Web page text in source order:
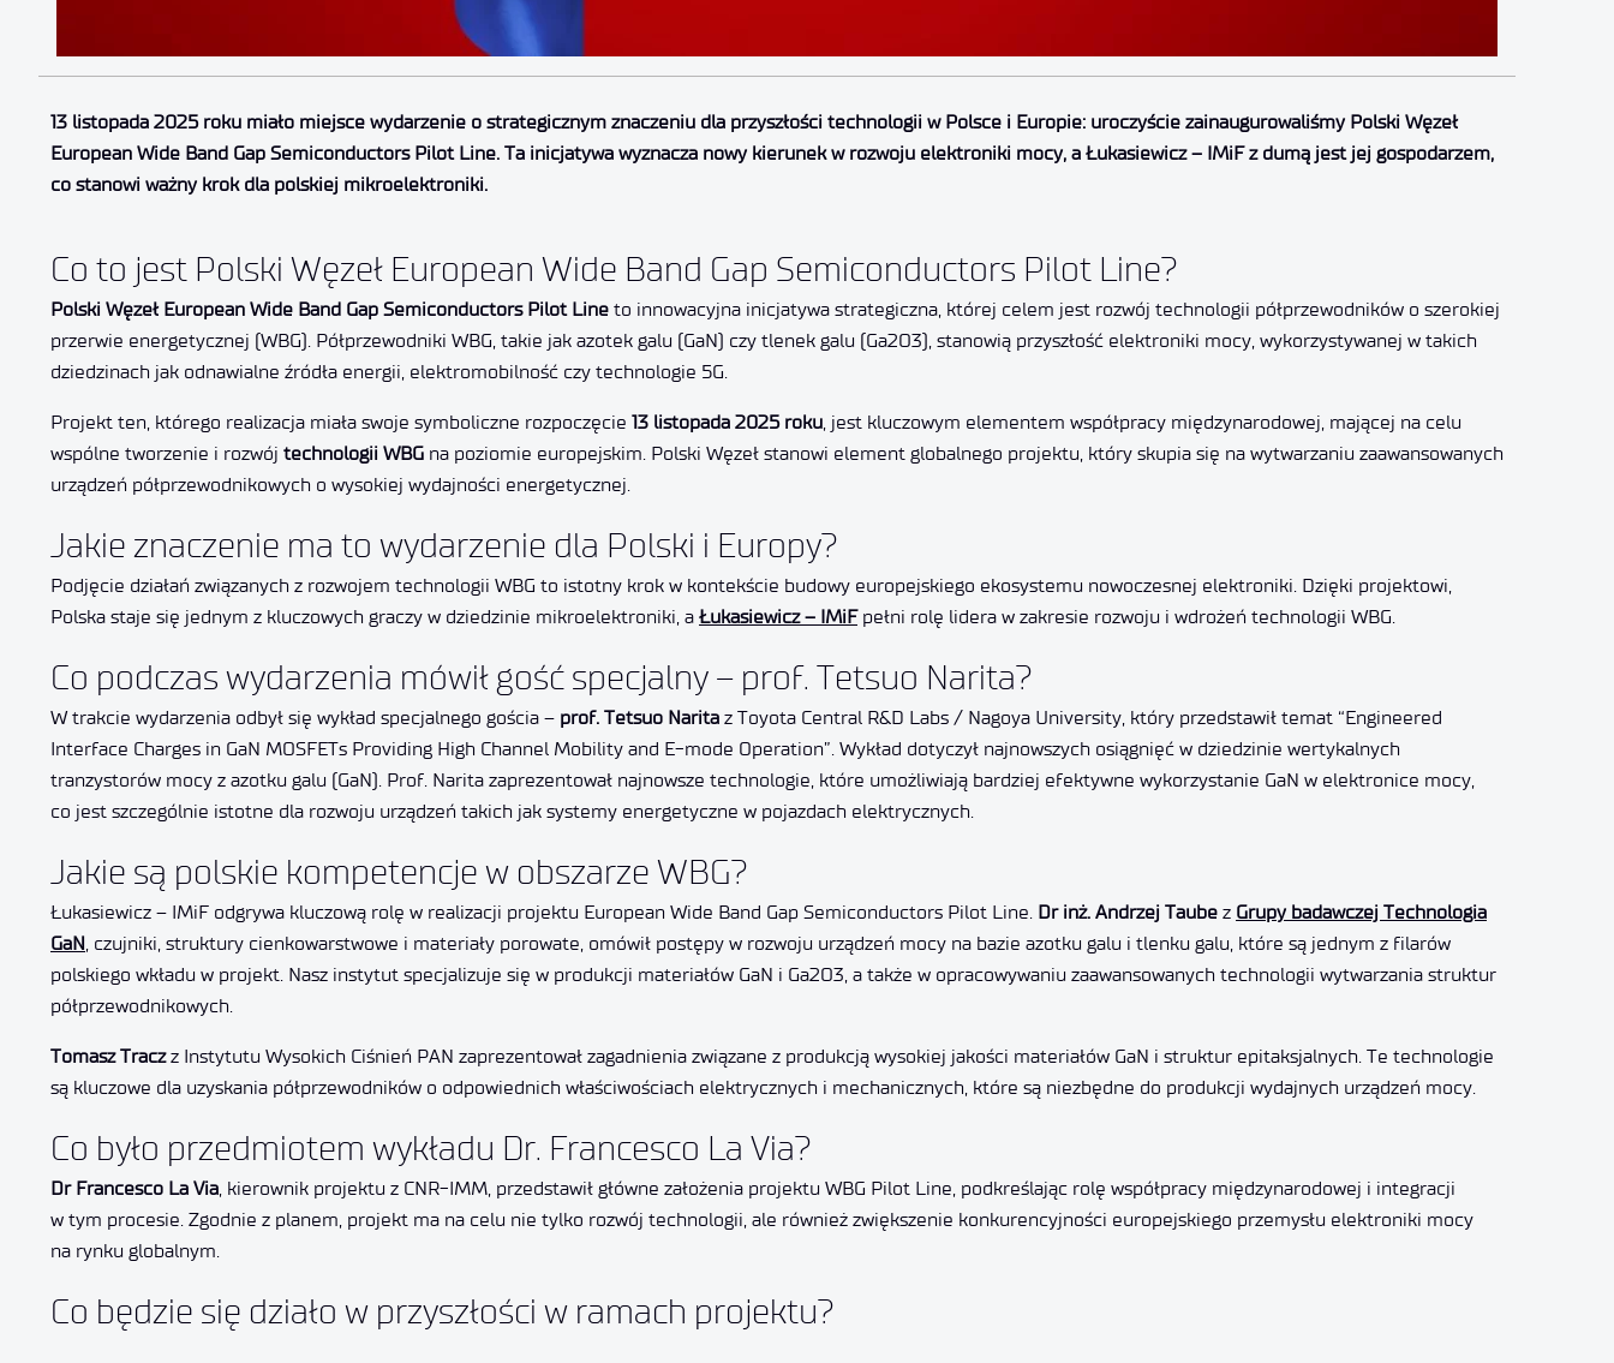
13 listopada 2025 roku miało miejsce wydarzenie o strategicznym znaczeniu dla przyszłości technologii w Polsce i Europie: uroczyście zainaugurowaliśmy Polski Węzeł
European Wide Band Gap Semiconductors Pilot Line. Ta inicjatywa wyznacza nowy kierunek w rozwoju elektroniki mocy, a Łukasiewicz – IMiF z dumą jest jej gospodarzem,
co stanowi ważny krok dla polskiej mikroelektroniki.
Co to jest Polski Węzeł European Wide Band Gap Semiconductors Pilot Line?
Polski Węzeł European Wide Band Gap Semiconductors Pilot Line to innowacyjna inicjatywa strategiczna, której celem jest rozwój technologii półprzewodników o szerokiej
przerwie energetycznej (WBG). Półprzewodniki WBG, takie jak azotek galu (GaN) czy tlenek galu (Ga2O3), stanowią przyszłość elektroniki mocy, wykorzystywanej w takich
dziedzinach jak odnawialne źródła energii, elektromobilność czy technologie 5G.
Projekt ten, którego realizacja miała swoje symboliczne rozpoczęcie 13 listopada 2025 roku, jest kluczowym elementem współpracy międzynarodowej, mającej na celu
wspólne tworzenie i rozwój technologii WBG na poziomie europejskim. Polski Węzeł stanowi element globalnego projektu, który skupia się na wytwarzaniu zaawansowanych
urządzeń półprzewodnikowych o wysokiej wydajności energetycznej.
Jakie znaczenie ma to wydarzenie dla Polski i Europy?
Podjęcie działań związanych z rozwojem technologii WBG to istotny krok w kontekście budowy europejskiego ekosystemu nowoczesnej elektroniki. Dzięki projektowi,
Polska staje się jednym z kluczowych graczy w dziedzinie mikroelektroniki, a Łukasiewicz – IMiFpełni rolę lidera w zakresie rozwoju i wdrożeń technologii WBG.
Co podczas wydarzenia mówił gość specjalny – prof. Tetsuo Narita?
W trakcie wydarzenia odbył się wykład specjalnego gościa – prof. Tetsuo Narita z Toyota Central R&D Labs / Nagoya University, który przedstawił temat “Engineered
Interface Charges in GaN MOSFETs Providing High Channel Mobility and E-mode Operation”. Wykład dotyczył najnowszych osiągnięć w dziedzinie wertykalnych
tranzystorów mocy z azotku galu (GaN). Prof. Narita zaprezentował najnowsze technologie, które umożliwiają bardziej efektywne wykorzystanie GaN w elektronice mocy,
co jest szczególnie istotne dla rozwoju urządzeń takich jak systemy energetyczne w pojazdach elektrycznych.
Jakie są polskie kompetencje w obszarze WBG?
Łukasiewicz – IMiF odgrywa kluczową rolę w realizacji projektu European Wide Band Gap Semiconductors Pilot Line. Dr inż. Andrzej Taube z Grupy badawczej Technologia
GaN, czujniki, struktury cienkowarstwowe i materiały porowate, omówił postępy w rozwoju urządzeń mocy na bazie azotku galu i tlenku galu, które są jednym z filarów
polskiego wkładu w projekt. Nasz instytut specjalizuje się w produkcji materiałów GaN i Ga2O3, a także w opracowywaniu zaawansowanych technologii wytwarzania struktur
półprzewodnikowych.
Tomasz Traczz Instytutu Wysokich Ciśnień PAN zaprezentował zagadnienia związane z produkcją wysokiej jakości materiałów GaN i struktur epitaksjalnych. Te technologie
są kluczowe dla uzyskania półprzewodników o odpowiednich właściwościach elektrycznych i mechanicznych, które są niezbędne do produkcji wydajnych urządzeń mocy.
Co było przedmiotem wykładu Dr. Francesco La Via?
Dr Francesco La Via, kierownik projektu z CNR-IMM, przedstawił główne założenia projektu WBG Pilot Line, podkreślając rolę współpracy międzynarodowej i integracji
w tym procesie. Zgodnie z planem, projekt ma na celu nie tylko rozwój technologii, ale również zwiększenie konkurencyjności europejskiego przemysłu elektroniki mocy
na rynku globalnym.
Co będzie się działo w przyszłości w ramach projektu?